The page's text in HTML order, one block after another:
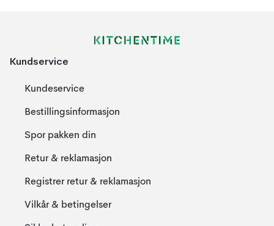
Kundservice
Kundeservice
Bestillingsinformasjon
Spor pakken din
Retur & reklamasjon
Registrer retur & reklamasjon
Vilkår & betingelser